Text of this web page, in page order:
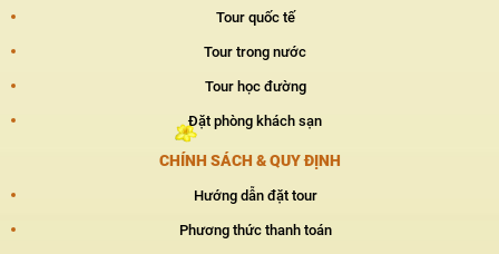
Tour quốc tế
Tour trong nước
Tour học đường
Đặt phòng khách sạn
CHÍNH SÁCH & QUY ĐỊNH
Hướng dẫn đặt tour
Phương thức thanh toán